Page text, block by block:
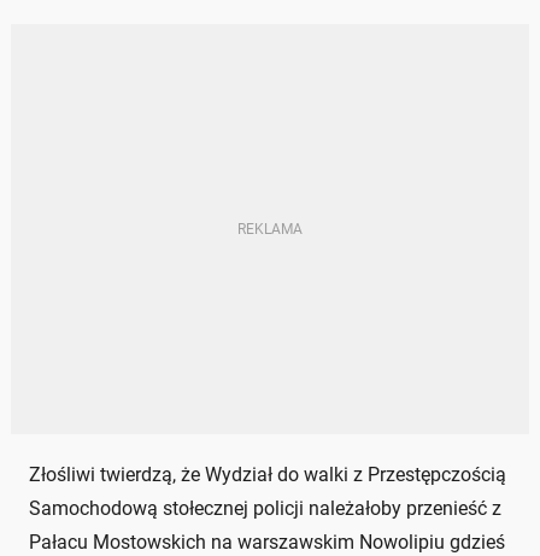
Złośliwi twierdzą, że Wydział do walki z Przestępczością
Samochodową stołecznej policji należałoby przenieść z
Pałacu Mostowskich na warszawskim Nowolipiu gdzieś